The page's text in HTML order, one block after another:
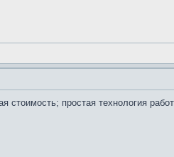
простая технология